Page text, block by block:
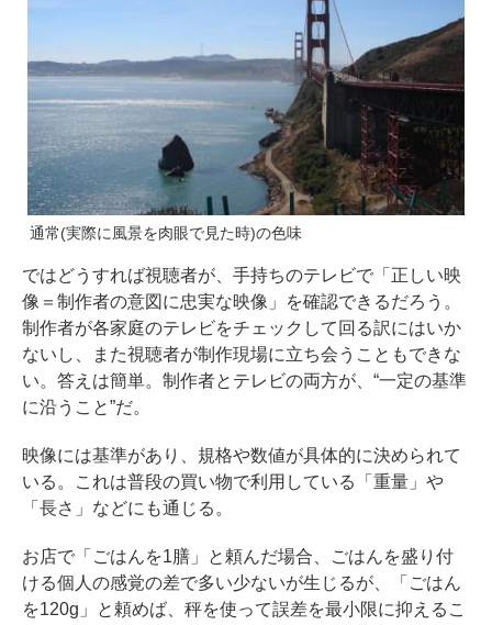
通常(実際に風景を肉眼で見た時)の色味
ではどうすれば視聴者が、手持ちのテレビで「正しい映
像＝制作者の意図に忠実な映像」を確認できるだろう。
制作者が各家庭のテレビをチェックして回る訳にはいか
ないし、また視聴者が制作現場に立ち会うこともできな
い。答えは簡単。制作者とテレビの両方が、“一定の基準
に沿うこと”だ。
映像には基準があり、規格や数値が具体的に決められて
いる。これは普段の買い物で利用している「重量」や
「長さ」などにも通じる。
お店で「ごはんを1膳」と頼んだ場合、ごはんを盛り付
ける個人の感覚の差で多い少ないが生じるが、「ごはん
を120g」と頼めば、秤を使って誤差を最小限に抑えるこ